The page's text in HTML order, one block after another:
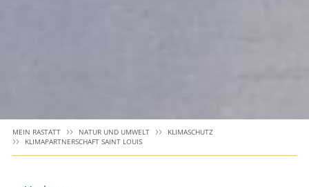
MEIN RASTATT NATUR UND UMWELT
KLIMASCHUTZ
KLIMAPARTNERSCHAFT SAINT LOUIS